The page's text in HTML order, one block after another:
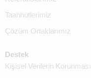
Taahhütlerimiz
Çözüm Ortaklarımız
Destek
Kişisel Verilerin Korunması